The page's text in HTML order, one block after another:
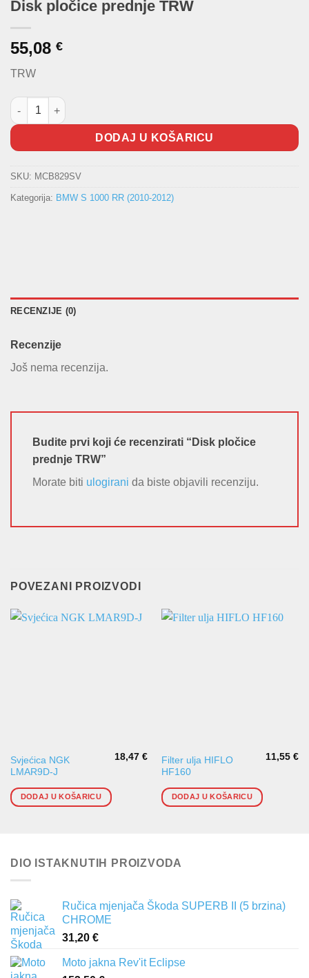
Disk pločice prednje TRW
55,08 €
TRW
Disk pločice prednje TRW količina
DODAJ U KOŠARICU
SKU: MCB829SV
Kategorija: BMW S 1000 RR (2010-2012)
RECENZIJE (0)
Recenzije
Još nema recenzija.
Budite prvi koji će recenzirati “Disk pločice
prednje TRW”
Morate biti ulogirani da biste objavili recenziju.
POVEZANI PROIZVODI
Svjećica NGK
LMAR9D-J
18,47€
DODAJ U KOŠARICU
Filter ulja HIFLO
HF160
11,55€
DODAJ U KOŠARICU
DIO ISTAKNUTIH PROIZVODA
Ručica mjenjača Škoda SUPERB II (5 brzina)
CHROME
31,20 €
Moto jakna Rev'it Eclipse